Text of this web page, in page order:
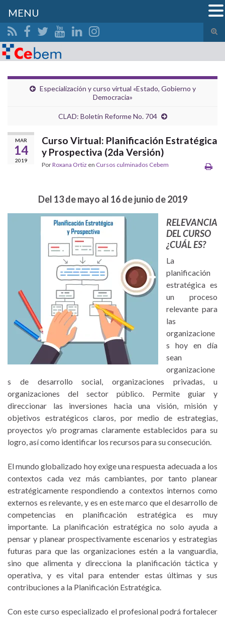
el
Search for:
Especialización y curso virtual «Estado, Gobierno y
Democracia»
CLAD: Boletín Reforme No. 704
MAR
14
2019
Curso Virtual: Planificación Estratégica
y Prospectiva (2da Versión)
PorRoxana Ortiz en Cursos culminados Cebem
Del 13 de mayo al 16 de junio de 2019
RELEVANCIA
DEL CURSO
¿CUÁL ES?
La
planificación
estratégica es
un proceso
relevante para
las
organizacione
s hoy en día
sean
organizacione
s de desarrollo social, organizaciones privadas, u
organizaciones del sector público. Permite guiar y
direccionar las inversiones hacia una visión, misión y
objetivos estratégicos claros, por medio de estrategias,
proyectos y/o programas claramente establecidos para su
logro, así como identificar los recursos para su consecución.
El mundo globalizado hoy exige una respuesta adecuada a los
contextos cada vez más cambiantes, por tanto planear
estratégicamente respondiendo a contextos internos como
externos es relevante, y es en este marco que el desarrollo de
competencias en planificación estratégica es muy
importante. La planificación estratégica no solo ayuda a
pensar y planear prospectivamente escenarios y estrategias
futuras para que las organizaciones estén a la vanguardia,
sino que alimenta y direcciona la planificación táctica y
operativa, y es vital para entender estas últimas y sus
contribuciones a la Planificación Estratégica.
Con este curso especializado el profesional podrá fortalecer
MENU